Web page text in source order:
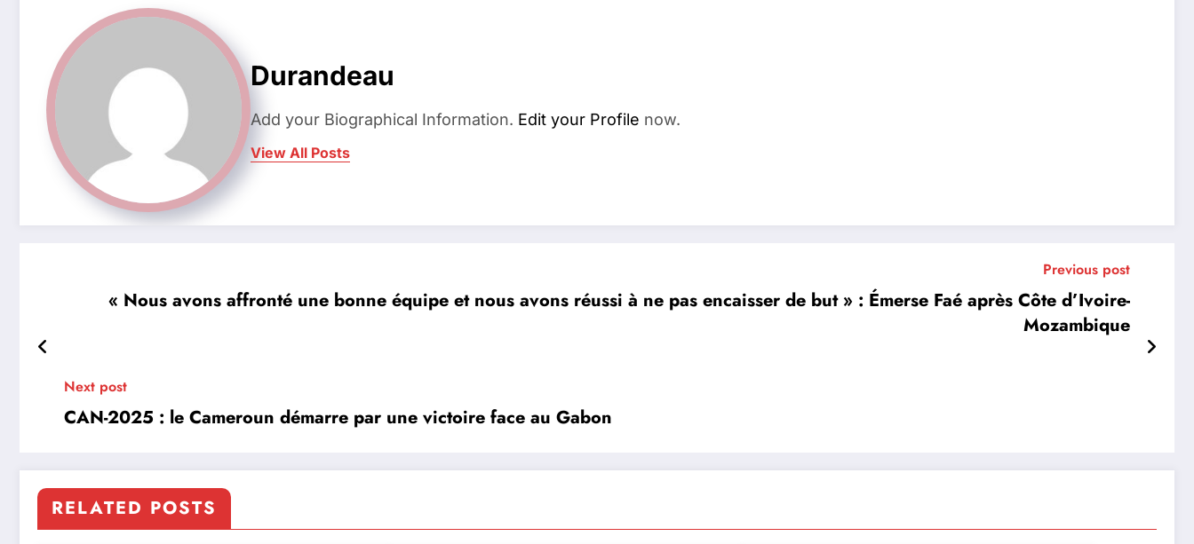
Durandeau
Add your Biographical Information. Edit your Profile now.
View All Posts
Previous post
« Nous avons affronté une bonne équipe et nous avons réussi à ne pas encaisser de but » : Émerse Faé après Côte d’Ivoire-
Mozambique
Next post
CAN-2025 : le Cameroun démarre par une victoire face au Gabon
RELATED POSTS